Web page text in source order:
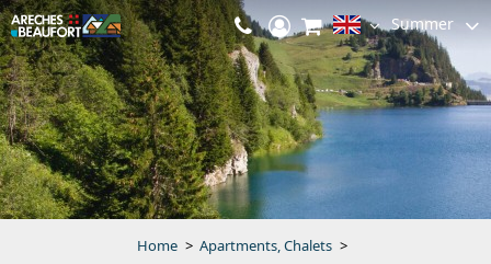
Summer
Home > Apartments, Chalets >